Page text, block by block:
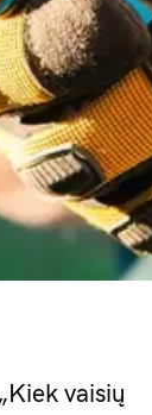
vaisių